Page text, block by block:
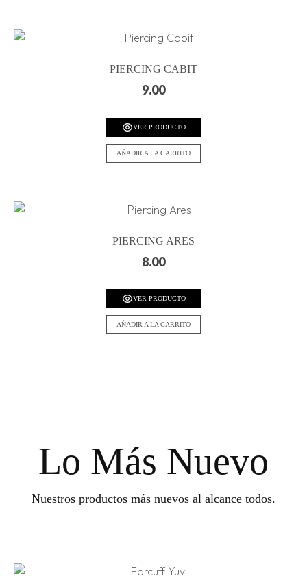
PIERCING CABIT
9.00
VER PRODUCTO
AÑADIR A LA CARRITO
PIERCING ARES
8.00
VER PRODUCTO
AÑADIR A LA CARRITO
Lo Más Nuevo
Nuestros productos más nuevos al alcance todos.